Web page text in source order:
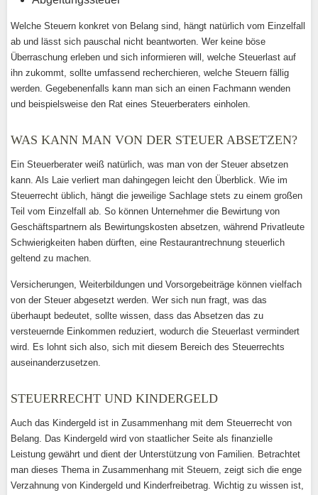
Welche Steuern konkret von Belang sind, hängt natürlich vom Einzelfall
ab und lässt sich pauschal nicht beantworten. Wer keine böse
Überraschung erleben und sich informieren will, welche Steuerlast auf
ihn zukommt, sollte umfassend recherchieren, welche Steuern fällig
werden. Gegebenenfalls kann man sich an einen Fachmann wenden
und beispielsweise den Rat eines Steuerberaters einholen.
WAS KANN MAN VON DER STEUER ABSETZEN?
Ein Steuerberater weiß natürlich, was man von der Steuer absetzen
kann. Als Laie verliert man dahingegen leicht den Überblick. Wie im
Steuerrecht üblich, hängt die jeweilige Sachlage stets zu einem großen
Teil vom Einzelfall ab. So können Unternehmer die Bewirtung von
Geschäftspartnern als Bewirtungskosten absetzen, während Privatleute
Schwierigkeiten haben dürften, eine Restaurantrechnung steuerlich
geltend zu machen.
Versicherungen, Weiterbildungen und Vorsorgebeiträge können vielfach
von der Steuer abgesetzt werden. Wer sich nun fragt, was das
überhaupt bedeutet, sollte wissen, dass das Absetzen das zu
versteuernde Einkommen reduziert, wodurch die Steuerlast vermindert
wird. Es lohnt sich also, sich mit diesem Bereich des Steuerrechts
auseinanderzusetzen.
STEUERRECHT UND KINDERGELD
Auch das Kindergeld ist in Zusammenhang mit dem Steuerrecht von
Belang. Das Kindergeld wird von staatlicher Seite als finanzielle
Leistung gewährt und dient der Unterstützung von Familien. Betrachtet
man dieses Thema in Zusammenhang mit Steuern, zeigt sich die enge
Verzahnung von Kindergeld und Kinderfreibetrag. Wichtig zu wissen ist,